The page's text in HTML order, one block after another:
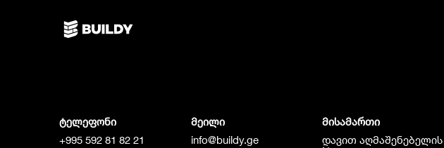
ტელეფონი
+995 592 81 82 21
მეილი
info@buildy.ge
მისამართი
დავით აღმაშენებელის